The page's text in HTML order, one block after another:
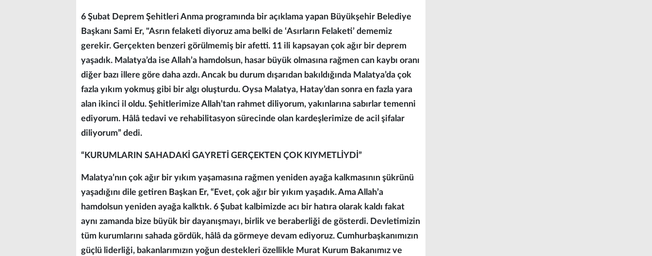
6 Şubat Deprem Şehitleri Anma programında bir açıklama yapan Büyükşehir Belediye
Başkanı Sami Er, "Asrın felaketi diyoruz ama belki de ‘Asırların Felaketi’ dememiz
gerekir. Gerçekten benzeri görülmemiş bir afetti. 11 ili kapsayan çok ağır bir deprem
yaşadık. Malatya’da ise Allah’a hamdolsun, hasar büyük olmasına rağmen can kaybı oranı
diğer bazı illere göre daha azdı. Ancak bu durum dışarıdan bakıldığında Malatya’da çok
fazla yıkım yokmuş gibi bir algı oluşturdu. Oysa Malatya, Hatay’dan sonra en fazla yara
alan ikinci il oldu. Şehitlerimize Allah’tan rahmet diliyorum, yakınlarına sabırlar temenni
ediyorum. Hâlâ tedavi ve rehabilitasyon sürecinde olan kardeşlerimize de acil şifalar
diliyorum” dedi.
“KURUMLARIN SAHADAKİ GAYRETİ GERÇEKTEN ÇOK KIYMETLİYDİ”
Malatya’nın çok ağır bir yıkım yaşamasına rağmen yeniden ayağa kalkmasının şükrünü
yaşadığını dile getiren Başkan Er, “Evet, çok ağır bir yıkım yaşadık. Ama Allah’a
hamdolsun yeniden ayağa kalktık. 6 Şubat kalbimizde acı bir hatıra olarak kaldı fakat
aynı zamanda bize büyük bir dayanışmayı, birlik ve beraberliği de gösterdi. Devletimizin
tüm kurumlarını sahada gördük, hâlâ da görmeye devam ediyoruz. Cumhurbaşkanımızın
güçlü liderliği, bakanlarımızın yoğun destekleri özellikle Murat Kurum Bakanımız ve